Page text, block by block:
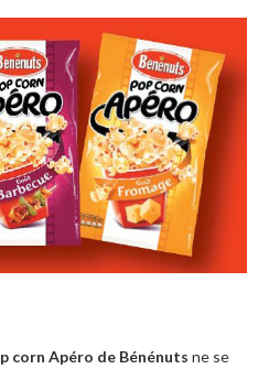
corn Apéro de Bénénuts ne se